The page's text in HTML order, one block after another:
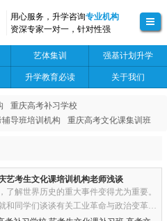
用心服务，升学咨询专业机构
资深专家一对一，针对性强
艺体集训 强基计划升学
升学教育必读 关于我们
重庆高考补习学校
导班培训机构 重庆高考文化课集训班
艺考生文化课培训机构老师浅谈
解世界历史的重大事件变得尤为重要。
和同学们谈谈有关工业革命与政治变革的